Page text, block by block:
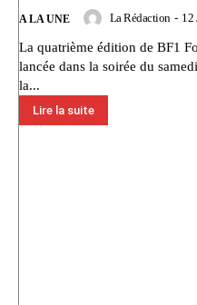
A LA UNE La Rédaction - 12
La quatrième édition de BF1
lancée dans la soirée du
la...
Lire la suite